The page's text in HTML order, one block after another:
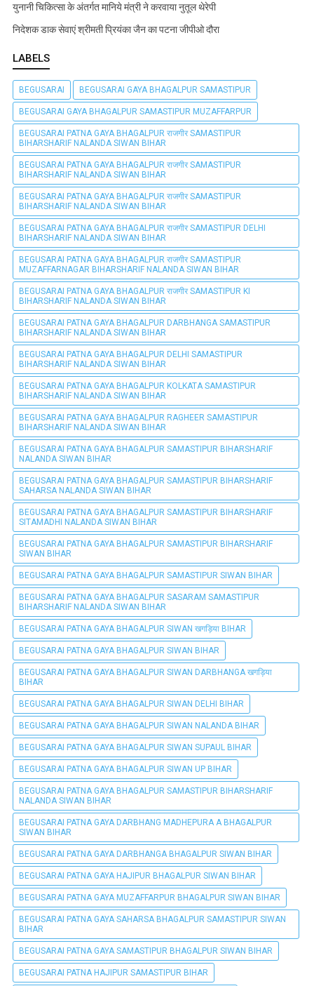
युनानी चिकित्सा के अंतर्गत मानिये मंत्री ने करवाया नुतूल थेरेपी
निदेशक डाक सेवाएं श्रीमती प्रियंका जैन का पटना जीपीओ दौरा
LABELS
BEGUSARAI BEGUSARAI GAYA BHAGALPUR SAMASTIPUR
BEGUSARAI GAYA BHAGALPUR SAMASTIPUR MUZAFFARPUR
BEGUSARAI PATNA GAYA BHAGALPUR राजगीर SAMASTIPUR
BIHARSHARIF NALANDA SIWAN BIHAR
BEGUSARAI PATNA GAYA BHAGALPUR राजगीर SAMASTIPUR
BIHARSHARIF NALANDA SIWAN BIHAR
BEGUSARAI PATNA GAYA BHAGALPUR राजगीर SAMASTIPUR
BIHARSHARIF NALANDA SIWAN BIHAR
BEGUSARAI PATNA GAYA BHAGALPUR राजगीर SAMASTIPUR DELHI
BIHARSHARIF NALANDA SIWAN BIHAR
BEGUSARAI PATNA GAYA BHAGALPUR राजगीर SAMASTIPUR
MUZAFFARNAGAR BIHARSHARIF NALANDA SIWAN BIHAR
BEGUSARAI PATNA GAYA BHAGALPUR राजगीर SAMASTIPUR KI
BIHARSHARIF NALANDA SIWAN BIHAR
BEGUSARAI PATNA GAYA BHAGALPUR DARBHANGA SAMASTIPUR
BIHARSHARIF NALANDA SIWAN BIHAR
BEGUSARAI PATNA GAYA BHAGALPUR DELHI SAMASTIPUR
BIHARSHARIF NALANDA SIWAN BIHAR
BEGUSARAI PATNA GAYA BHAGALPUR KOLKATA SAMASTIPUR
BIHARSHARIF NALANDA SIWAN BIHAR
BEGUSARAI PATNA GAYA BHAGALPUR RAGHEER SAMASTIPUR
BIHARSHARIF NALANDA SIWAN BIHAR
BEGUSARAI PATNA GAYA BHAGALPUR SAMASTIPUR BIHARSHARIF
NALANDA SIWAN BIHAR
BEGUSARAI PATNA GAYA BHAGALPUR SAMASTIPUR BIHARSHARIF
SAHARSA NALANDA SIWAN BIHAR
BEGUSARAI PATNA GAYA BHAGALPUR SAMASTIPUR BIHARSHARIF
SITAMADHI NALANDA SIWAN BIHAR
BEGUSARAI PATNA GAYA BHAGALPUR SAMASTIPUR BIHARSHARIF
SIWAN BIHAR
BEGUSARAI PATNA GAYA BHAGALPUR SAMASTIPUR SIWAN BIHAR
BEGUSARAI PATNA GAYA BHAGALPUR SASARAM SAMASTIPUR
BIHARSHARIF NALANDA SIWAN BIHAR
BEGUSARAI PATNA GAYA BHAGALPUR SIWAN खगड़िया BIHAR
BEGUSARAI PATNA GAYA BHAGALPUR SIWAN BIHAR
BEGUSARAI PATNA GAYA BHAGALPUR SIWAN DARBHANGA खगड़िया
BIHAR
BEGUSARAI PATNA GAYA BHAGALPUR SIWAN DELHI BIHAR
BEGUSARAI PATNA GAYA BHAGALPUR SIWAN NALANDA BIHAR
BEGUSARAI PATNA GAYA BHAGALPUR SIWAN SUPAUL BIHAR
BEGUSARAI PATNA GAYA BHAGALPUR SIWAN UP BIHAR
BEGUSARAI PATNA GAYA BHAGALPUR SAMASTIPUR BIHARSHARIF
NALANDA SIWAN BIHAR
BEGUSARAI PATNA GAYA DARBHANG MADHEPURA A BHAGALPUR
SIWAN BIHAR
BEGUSARAI PATNA GAYA DARBHANGA BHAGALPUR SIWAN BIHAR
BEGUSARAI PATNA GAYA HAJIPUR BHAGALPUR SIWAN BIHAR
BEGUSARAI PATNA GAYA MUZAFFARPUR BHAGALPUR SIWAN BIHAR
BEGUSARAI PATNA GAYA SAHARSA BHAGALPUR SAMASTIPUR SIWAN
BIHAR
BEGUSARAI PATNA GAYA SAMASTIPUR BHAGALPUR SIWAN BIHAR
BEGUSARAI PATNA HAJIPUR SAMASTIPUR BIHAR